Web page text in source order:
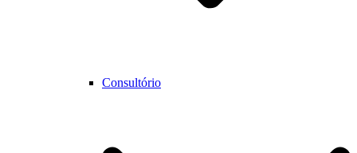
Consultório